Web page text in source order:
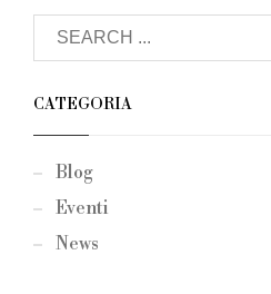
CATEGORIA
Blog
Eventi
News